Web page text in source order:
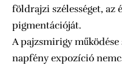
földrajzi szélességet, az
pigmentációját.
A pajzsmirigy
napfény expozíció